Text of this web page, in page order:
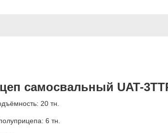
самосвальный UAT-
20 тн.
6 тн.